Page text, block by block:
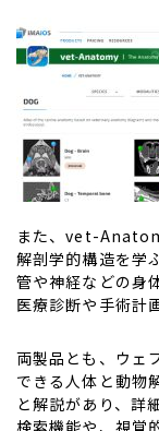
また、vet-
解剖学的構造を学
管や神経などの身
医療診断や手術計
両製品とも、ウ
できる人体と動物
と解説があり、詳
検索機能や、視覚